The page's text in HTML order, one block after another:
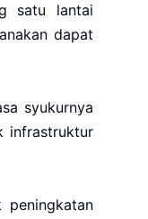
satu lantai
dapat
syukurnya
infrastruktur
peningkatan